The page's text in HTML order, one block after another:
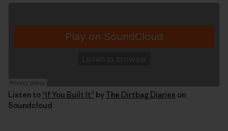
Listen to “If You Built It” byThe Dirtbag Diaries on
Soundcloud